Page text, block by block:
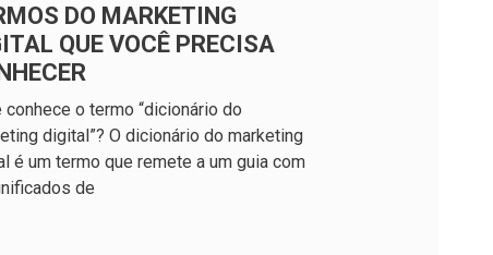
DO MARKETING
QUE VOCÊ PRECISA
conhece o termo “dicionário do
digital”? O dicionário do marketing
é um termo que remete a um guia com
de